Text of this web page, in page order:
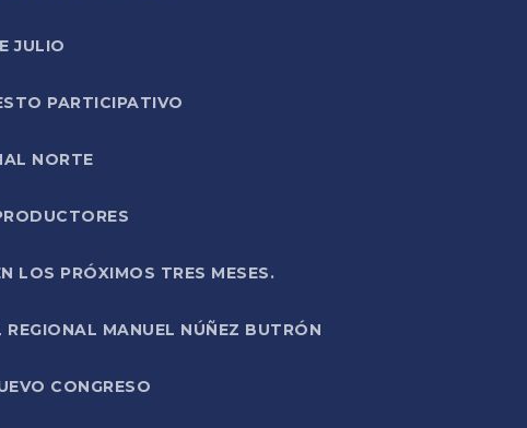
JULIO
PARTICIPATIVO
NORTE
LOS PRÓXIMOS TRES MESES.
MANUEL NÚÑEZ BUTRÓN
CONGRESO